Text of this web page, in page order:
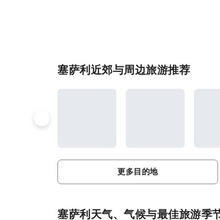
塞萨利近郊与周边旅游推荐
更多目的地
塞萨利天气、气候与最佳旅游季